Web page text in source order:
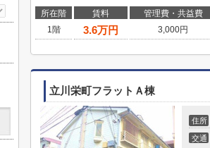
所在階 賃料 管理費・共益費
1階
3.6万円 3,000円
立川栄町フラットＡ棟
住所
交通